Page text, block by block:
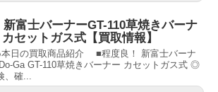
新富士バーナーGT-110草焼きバーナ
セットガス式【買取情報】
日の買取商品紹介 ■程度良！ 新富士バーナ
Ga GT-110草焼きバーナー カセットガス式 ◎
、確...